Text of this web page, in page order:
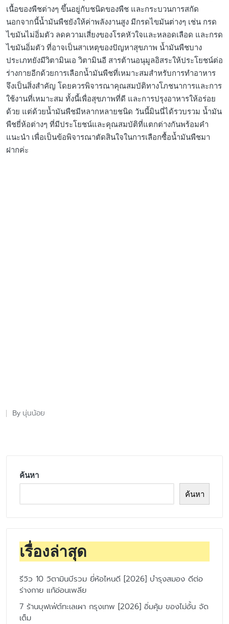
เนื้อของพืชต่างๆ ขึ้นอยู่กับชนิดของพืช และกระบวนการสกัด
นอกจากนี้น้ำมันพืชยังให้ค่าพลังงานสูง มีกรดไขมันต่างๆ เช่น กรด
ไขมันไม่อิ่มตัว ลดความเสี่ยงของโรคหัวใจและหลอดเลือด และกรด
ไขมันอิ่มตัว ที่อาจเป็นสาเหตุของปัญหาสุขภาพ น้ำมันพืชบาง
ประเภทยังมีวิตามินเอ วิตามินอี สารต้านอนุมูลอิสระให้ประโยชน์ต่อ
ร่างกายอีกด้วยการเลือกน้ำมันพืชที่เหมาะสมสำหรับการทำอาหาร
จึงเป็นสิ่งสำคัญ โดยควรพิจารณาคุณสมบัติทางโภชนาการและการ
ใช้งานที่เหมาะสม ทั้งนี้เพื่อสุขภาพที่ดี และการปรุงอาหารให้อร่อย
ด้วย แต่ด้วยน้ำมันพืชมีหลากหลายชนิด วันนี้มินนี่ได้รวบรวม น้ำมัน
พืชยี่ห้อต่างๆ ที่มีประโยชน์และคุณสมบัติที่แตกต่างกันพร้อมคำ
แนะนำ เพื่อเป็นข้อพิจารณาตัดสินใจในการเลือกซื้อน้ำมันพืชมา
ฝากค่ะ
Posted
By นุ่นน้อย
ค้นหา
ค้นหา
เรื่องล่าสุด
รีวิว 10 วิตามินบีรวม ยี่ห้อไหนดี [2026] บำรุงสมอง ดีต่อ
ร่างกาย แก้อ่อนเพลีย
7 ร้านบุฟเฟ่ต์ทะเลเผา กรุงเทพ [2026] อิ่มคุ้ม ของไม่อั้น จัด
เต็ม